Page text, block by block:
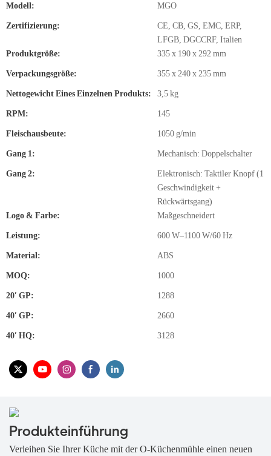
Modell: MGO
Zertifizierung:
CE, CB, GS, EMC, ERP,
LFGB, DGCCRF, Italien
Produktgröße:
335 x 190 x 292 mm
Verpackungsgröße: 355 x 240 x 235 mm
Nettogewicht Eines Einzelnen Produkts: 3,5 kg
RPM: 145
Fleischausbeute: 1050 g/min
Gang 1: Mechanisch: Doppelschalter
Gang 2:
Elektronisch: Taktiler Knopf (1
Geschwindigkeit +
Rückwärtsgang)
Logo & Farbe:
Maßgeschneidert
Leistung: 600 W–1100 W/60 Hz
Material: ABS
MOQ: 1000
20′ GP: 1288
40′ GP: 2660
40′ HQ: 3128
Produkteinführung
Verleihen Sie Ihrer Küche mit der O-Küchenmühle einen neuen